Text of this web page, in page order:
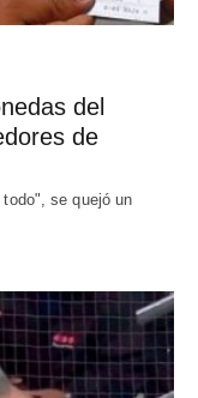
del
de
se quejó un